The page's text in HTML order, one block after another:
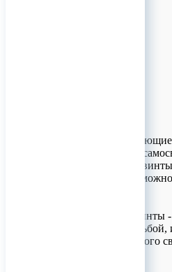
Винты
Самонарезающие
концом, их не
Самосверлящие винты
и агрессивной
без предварительного